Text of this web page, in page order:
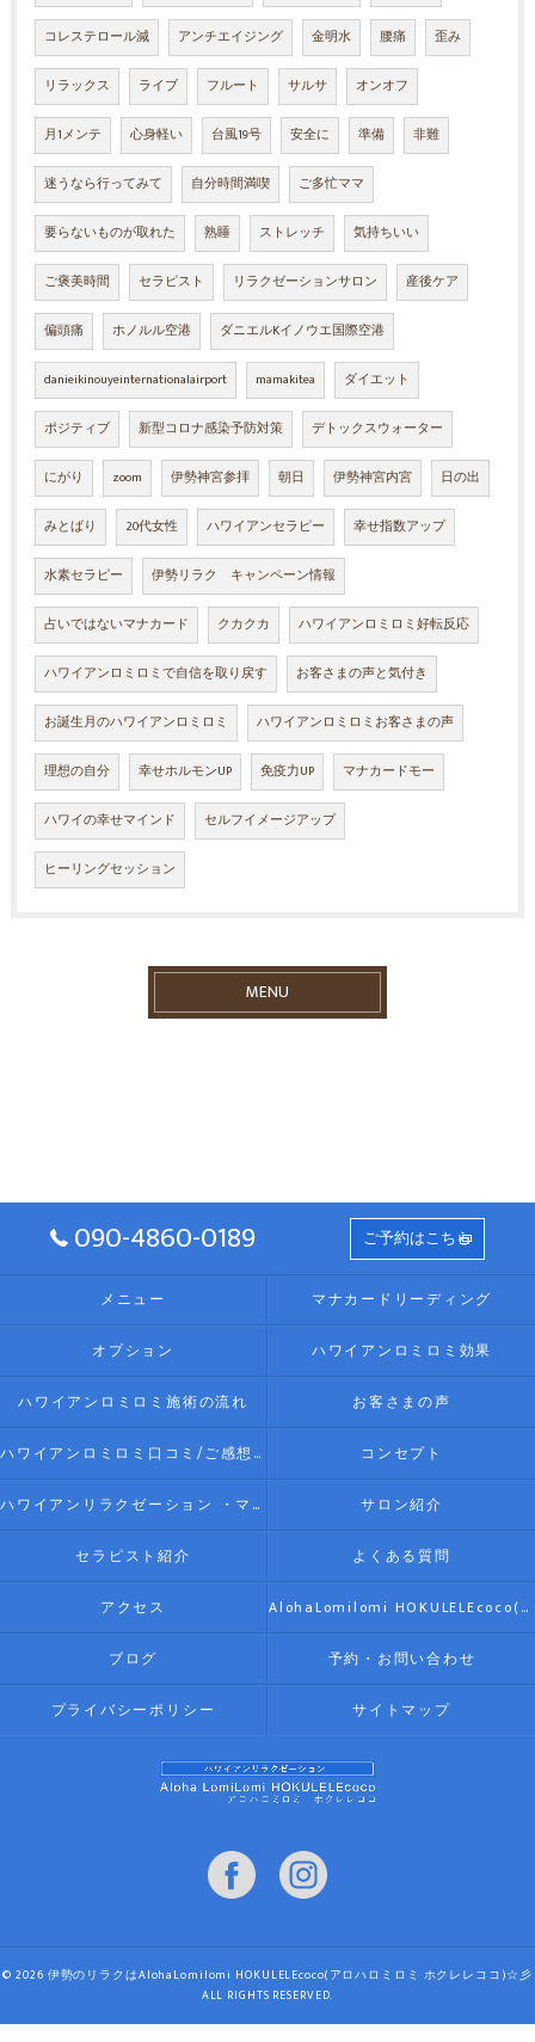
コレステロール減 アンチエイジング 金明水 腰痛 歪み
リラックス ライブ フルート サルサ オンオフ
月1メンテ 心身軽い 台風19号 安全に 準備 非難
迷うなら行ってみて 自分時間満喫 ご多忙ママ
要らないものが取れた 熟睡 ストレッチ 気持ちいい
ご褒美時間 セラピスト リラクゼーションサロン 産後ケア
偏頭痛 ホノルル空港 ダニエルKイノウエ国際空港
danieikinouyeinternationalairport mamakitea ダイエット
ポジティブ 新型コロナ感染予防対策 デトックスウォーター
にがり zoom 伊勢神宮参拝 朝日 伊勢神宮内宮 日の出
みとばり 20代女性 ハワイアンセラピー 幸せ指数アップ
水素セラピー 伊勢リラク キャンペーン情報
占いではないマナカード クカクカ ハワイアンロミロミ好転反応
ハワイアンロミロミで自信を取り戻す お客さまの声と気付き
お誕生月のハワイアンロミロミ ハワイアンロミロミお客さまの声
理想の自分 幸せホルモンUP 免疫力UP マナカードモー
ハワイの幸せマインド セルフイメージアップ
ヒーリングセッション
MENU
090-4860-0189 ご予約はこちら
メニュー マナカードリーディング
オプション ハワイアンロミロミ効果
ハワイアンロミロミ施術の流れ お客さまの声
ハワイアンロミロミ口コミ/ご感想(伊勢リラク/リラクゼーション) コンセプト
ハワイアンリラクゼーション ・マッサージ AlohaLomilomi HOKULELEcoco(アロハロミロミ ホクレレココ)☆彡について サロン紹介
セラピスト紹介 よくある質問
アクセス AlohaLomilomi HOKULELEcoco(アロハロミロミ ホクレレココ)☆彡
ブログ 予約・お問い合わせ
プライバシーポリシー サイトマップ
© 2026 伊勢のリラクはAlohaLomilomi HOKULELEcoco(アロハロミロミ ホクレレココ)☆彡
ALL RIGHTS RESERVED.